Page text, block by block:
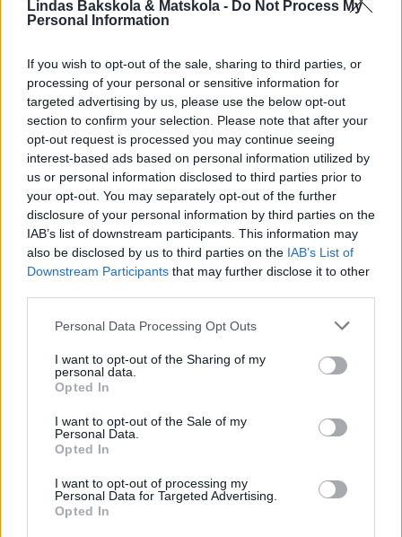
Lindas Bakskola & Matskola - Do Not Process My
Personal Information
If you wish to opt-out of the sale, sharing to third parties, or
processing of your personal or sensitive information for
targeted advertising by us, please use the below opt-out
section to confirm your selection. Please note that after your
opt-out request is processed you may continue seeing
interest-based ads based on personal information utilized by
us or personal information disclosed to third parties prior to
your opt-out. You may separately opt-out of the further
disclosure of your personal information by third parties on the
IAB’s list of downstream participants. This information may
also be disclosed by us to third parties on the IAB’s List of
Downstream Participants that may further disclose it to other
Personal Data Processing Opt Outs
I want to opt-out of the Sharing of my
personal data.
Opted In
I want to opt-out of the Sale of my
Personal Data.
Opted In
I want to opt-out of processing my
Personal Data for Targeted Advertising.
Opted In
degen. De allra saftigaste bröden man kan baka själv kan
jag nästan lova. Här hittar du fler goda, enkla bröd – klicka
här! POLARFRALLOR I SPRINGFORM 14 st (två
springformar) Gör en halv sats deg om du vill baka ut i en
springform. Deg50 g jäst6 …